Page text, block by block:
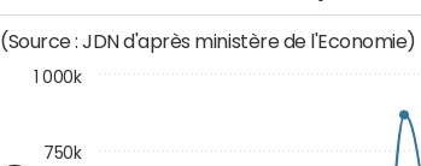
(Source : JDN d'après ministère de l'Economie)
750k
1 000k